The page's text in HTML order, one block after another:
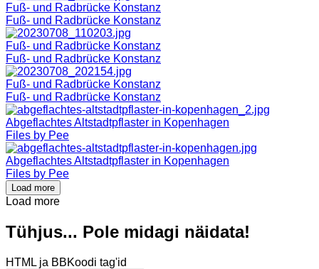
Fuß- und Radbrücke Konstanz
Fuß- und Radbrücke Konstanz
Fuß- und Radbrücke Konstanz
Fuß- und Radbrücke Konstanz
Fuß- und Radbrücke Konstanz
Fuß- und Radbrücke Konstanz
Abgeflachtes Altstadtpflaster in Kopenhagen
Files by Pee
Abgeflachtes Altstadtpflaster in Kopenhagen
Files by Pee
Load more
Load more
Tühjus... Pole midagi näidata!
HTML ja BBKoodi tag'id